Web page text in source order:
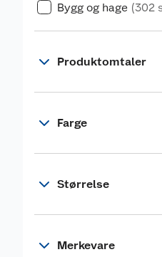
Bygg og hage (302
Produktomtaler
Farge
Størrelse
Merkevare